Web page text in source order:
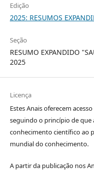
Edição
2025: RESUMOS
Seção
RESUMO EXPANDIDO
2025
Licença
Estes Anais oferecem
seguindo o princípio de
conhecimento científico ao
mundial do conhecimento.
A partir da publicação nos